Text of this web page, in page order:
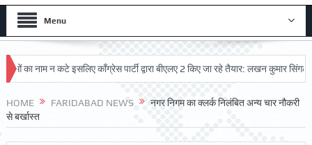
Menu
नाम न कटे इसलिए काँग्रेस पार्टी द्वारा बीएलए 2 किए जा रहे तैयार: लखन कुमार सिंगला
HOME FARIDABAD NEWS
नगर निगम का क्लर्क निलंबित अन्य चार नौकरी
से बर्खास्त